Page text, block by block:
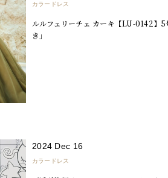
カラードレス
ルルフェリーチェ カーキ【LU-0142】
き」
2024 Dec 16
カラードレス